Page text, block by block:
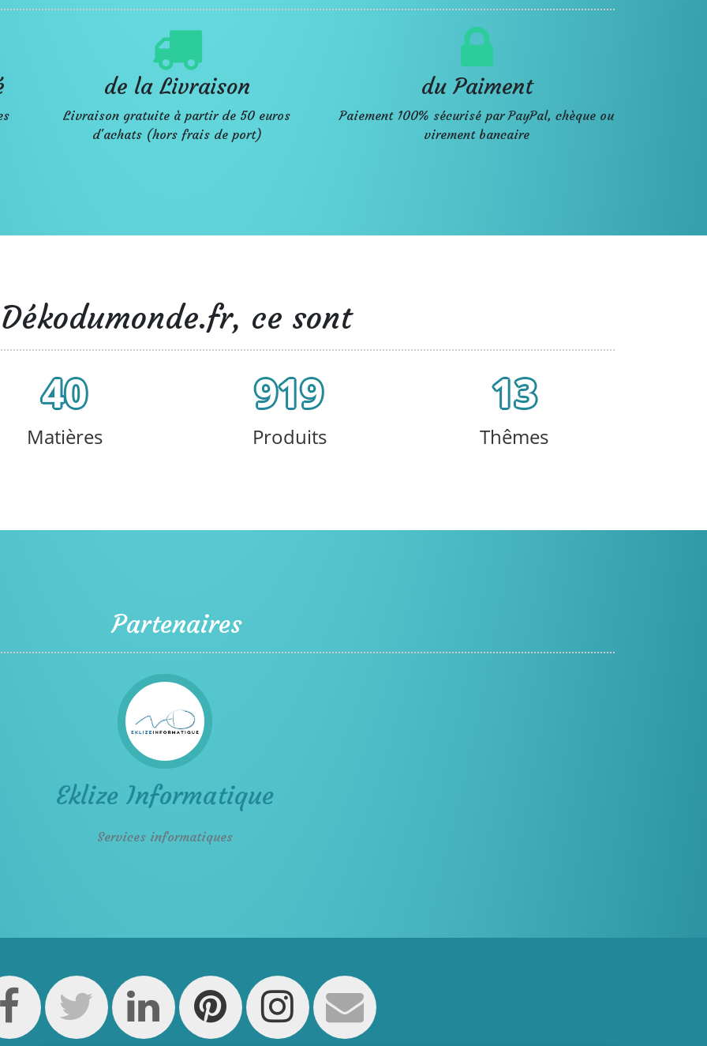
de la Livraison
Livraison gratuite à partir de 50 euros
d'achats (hors frais de port)
du Paiment
Paiement 100% sécurisé par PayPal, chèque ou
virement bancaire
Dékodumonde.fr, ce sont
40
Matières
919
Produits
13
Thêmes
Partenaires
Eklize Informatique
Services informatiques